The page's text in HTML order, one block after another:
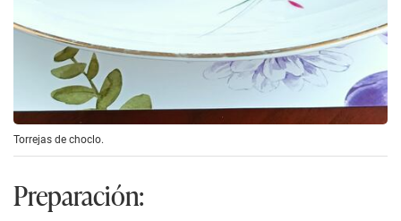
Torrejas de choclo.
Preparación: